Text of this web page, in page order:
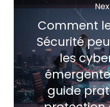
Comment
Sécurité
les
guide